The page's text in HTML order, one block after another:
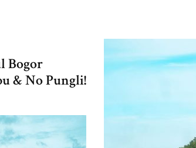
Bogor
& No Pungli!